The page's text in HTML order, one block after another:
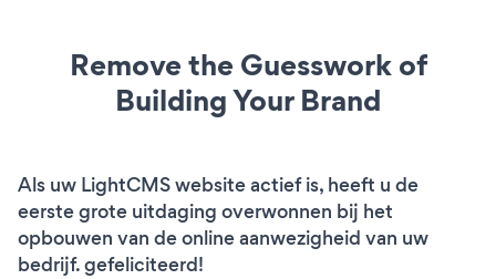
Remove the Guesswork of
Building Your Brand
Als uw LightCMS website actief is, heeft u de
eerste grote uitdaging overwonnen bij het
opbouwen van de online aanwezigheid van uw
bedrijf. gefeliciteerd!